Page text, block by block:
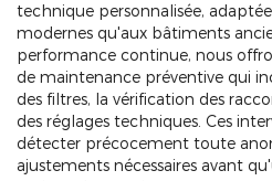
technique personnalisée,
modernes qu'aux bâtiments
performance continue, nous
de maintenance préventive qui
des filtres, la vérification des
des réglages techniques. Ces
détecter précocement toute
ajustements nécessaires avant